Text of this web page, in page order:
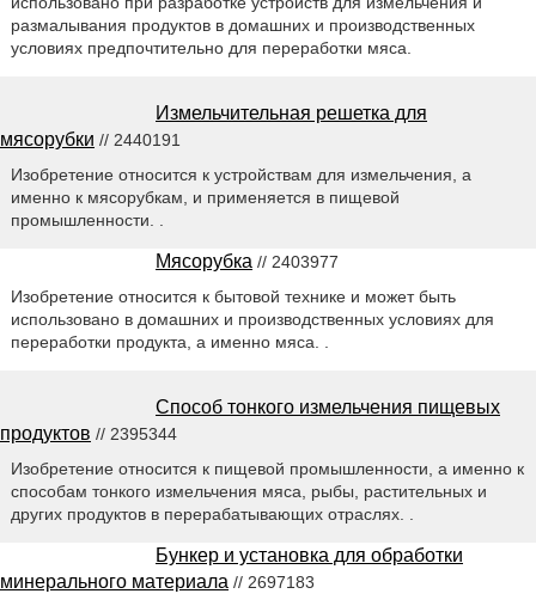
размалывания продуктов в домашних и производственных
условиях предпочтительно для переработки мяса.
Измельчительная решетка для
мясорубки // 2440191
Изобретение относится к устройствам для измельчения, а
именно к мясорубкам, и применяется в пищевой
промышленности. .
Мясорубка // 2403977
Изобретение относится к бытовой технике и может быть
использовано в домашних и производственных условиях для
переработки продукта, а именно мяса. .
Способ тонкого измельчения пищевых
продуктов // 2395344
Изобретение относится к пищевой промышленности, а именно к
способам тонкого измельчения мяса, рыбы, растительных и
других продуктов в перерабатывающих отраслях. .
Бункер и установка для обработки
минерального материала // 2697183